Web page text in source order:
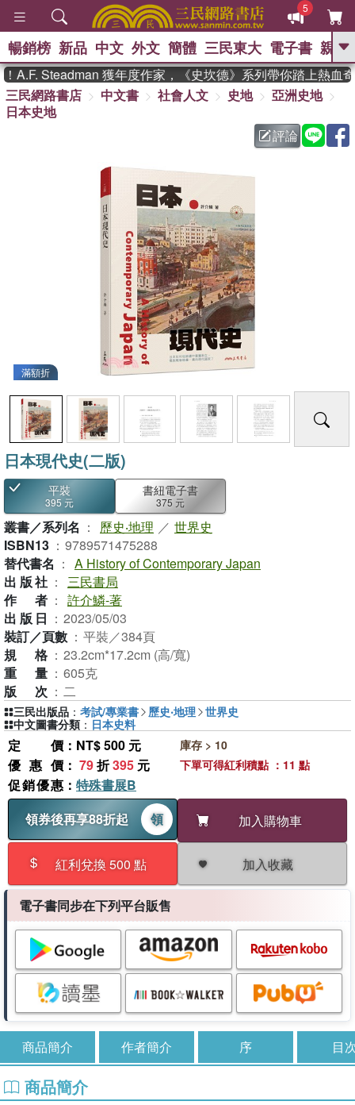
5
GO
熱搜： 東野圭吾 、 高希均教授回憶錄
暑期推薦 、 國際布克
方念華 、 台灣的李
偉大的迷走神經
暢銷榜 新品 中文 外文 簡體 三民東大 電子書 親子
Steadman 獲年度作家，《史坎德》系列帶你踏上熱血奇幻
三民網路書店
中文書 社會人文 史地
亞洲史地
日本史地
評論
滿額折
日本現代史(二版)
平裝
395 元
書紐電子書
375 元
叢書／系列名 ： 歷史‧地理 ／ 世界史
ISBN13 ： 9789571475288
替代書名 ： A History of Contemporary Japan
出版社 ： 三民書局
作者 ： 許介鱗-著
出版日 ： 2023/05/03
裝訂／頁數 ： 平裝／384頁
規格 ： 23.2cm*17.2cm (高/寬)
重量 ： 605克
版次 ： 二
定價 ：NT$ 500 元
優惠價 ： 79折395 元
促銷優惠 ： 特殊書展B
領券後再享88折起
領 加入購物車
紅利兌換 500 點 加入收藏
庫存 > 10
下單可得紅利積點 ：11 點
三民出版品 ： 考試/專業書 歷史‧地理 世界史
中文圖書分類 ： 日本史料
電子書同步在下列平台販售
商品簡介 作者簡介 序 目
商品簡介